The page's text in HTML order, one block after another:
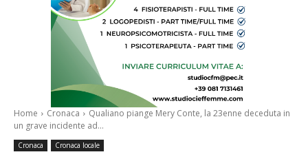
Home Cronaca
Qualiano piange Mery Conte, la 23enne deceduta in
un grave incidente ad...
Cronaca Cronaca locale